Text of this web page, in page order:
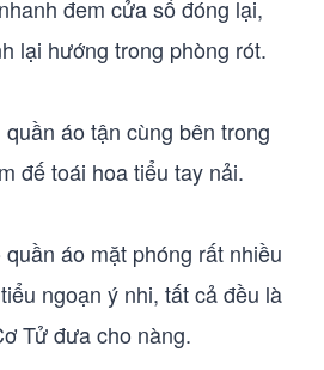
đem cửa sổ đóng lại,
lại hướng trong phòng rót.
áo tận cùng bên trong
đế toái hoa tiểu tay nải.
áo mặt phóng rất nhiều
ngoạn ý nhi, tất cả đều là
Tử đưa cho nàng.